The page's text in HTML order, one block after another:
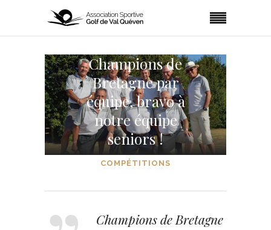
Champions de
Bretagne par
équipe, bravo à
notre équipe
seniors !
COMPÉTITIONS
Champions de Bretagne